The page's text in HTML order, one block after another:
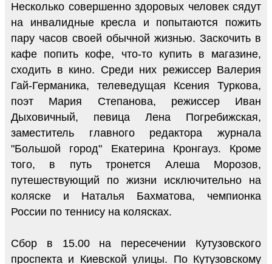
Несколько совершенно здоровых человек сядут
на инвалидные кресла и попытаются пожить
пару часов своей обычной жизнью. Заскочить в
кафе попить кофе, что-то купить в магазине,
сходить в кино. Среди них режиссер Валерия
Гай-Германика, телеведущая Ксения Туркова,
поэт Мария Степанова, режиссер Иван
Дыховичный, певица Лена Погребижская,
заместитель главного редактора журнала
"Большой город" Екатерина Кронгауз. Кроме
того, в путь тронется Алеша Морозов,
путешествующий по жизни исключительно на
коляске и Наталья Бахматова, чемпионка
России по теннису на колясках.
Сбор в 15.00 на пересечении Кутузовского
проспекта и Киевской улицы. По Кутузовскому